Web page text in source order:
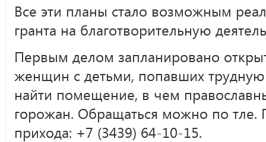
Все эти планы стало возможным
гранта на благотворительную
Первым делом запланировано
женщин с детьми, попавших
найти помещение, в чем
горожан. Обращаться можно по тле.
прихода: +7 (3439) 64-10-15.